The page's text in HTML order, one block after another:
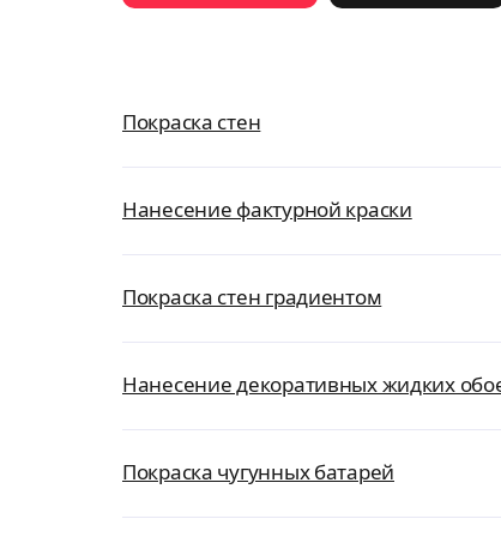
Покраска стен
Нанесение фактурной краски
Покраска стен градиентом
Нанесение декоративных жидких
Покраска чугунных батарей